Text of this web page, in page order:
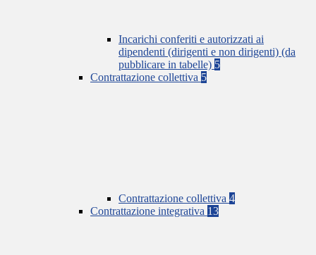
Incarichi conferiti e autorizzati ai
dipendenti (dirigenti e non dirigenti) (da
pubblicare in tabelle) 5
Contrattazione collettiva 5
Contrattazione collettiva 4
Contrattazione integrativa 13